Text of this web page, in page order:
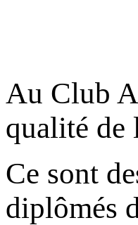
Au Club
qualité de
Ce sont
diplômés